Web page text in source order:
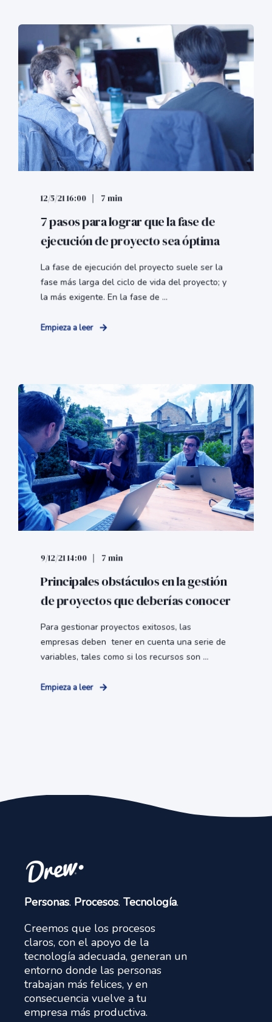
12/5/21 16:00 7 min
7 pasos para lograr que la fase de
ejecución de proyecto sea óptima
La fase de ejecución del proyecto suele ser la
fase más larga del ciclo de vida del proyecto; y
la más exigente. En la fase de ...
Empieza a leer
9/12/21 14:00 7 min
Principales obstáculos en la gestión
de proyectos que deberías conocer
Para gestionar proyectos exitosos, las
empresas deben tener en cuenta una serie de
variables, tales como si los recursos son ...
Empieza a leer
Personas. Procesos. Tecnología.
Creemos que los procesos
claros, con el apoyo de la
tecnología adecuada, generan un
entorno donde las personas
trabajan más felices, y en
consecuencia vuelve a tu
empresa más productiva.